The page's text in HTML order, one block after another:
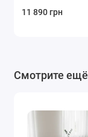
11 890 грн
Смотрите ещё